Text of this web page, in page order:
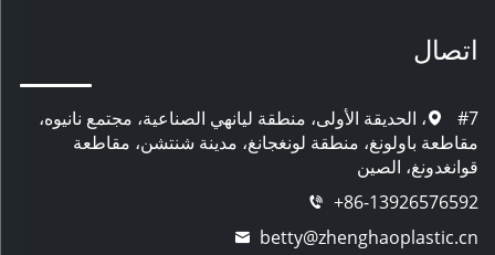
اتصال
#7، الحديقة الأولى، منطقة ليانهي الصناعية، مجتمع نانيوه،
مقاطعة باولونغ، منطقة لونغجانغ، مدينة شنتشن، مقاطعة
قوانغدونغ، الصين
+86-13926576592
betty@zhenghaoplastic.cn